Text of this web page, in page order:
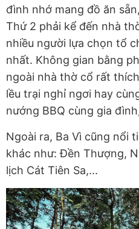
đình nhớ mang đồ ăn
Thứ 2 phải kể đến nhà
nhiều người lựa chọn tổ
nhất. Không gian bằng
ngoài nhà thờ cổ rất
lều trại nghỉ ngơi hay
nướng BBQ cùng gia
Ngoài ra, Ba Vì cũng nổi
khác như: Đền Thượng,
lịch Cát Tiên Sa,...